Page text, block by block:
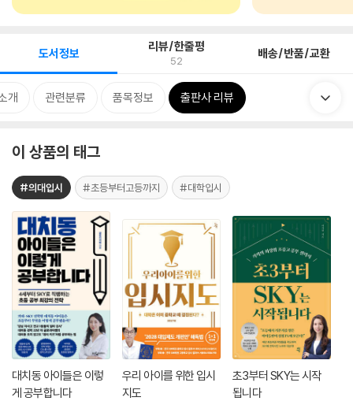
도서정보 리뷰/한줄평
52 배송/반품/교환
개 관련분류 품목정보 출판사 리뷰
이 상품의 태그
#의대입시 #초등부터고등까지 #대학입시
대치동 아이들은 이렇
게 공부합니다
우리 아이를 위한 입시
지도
초3부터 SKY는 시작
됩니다